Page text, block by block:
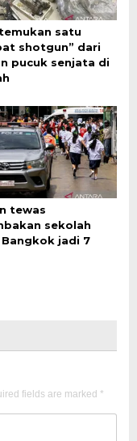
satu
shotgun” dari
pucuk senjata di
tewas
sekolah
jadi 7
fields are marked *